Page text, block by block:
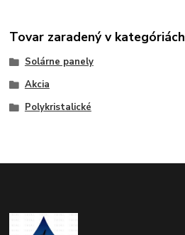
Tovar zaradený v kategóriách
Solárne panely
Akcia
Polykristalické